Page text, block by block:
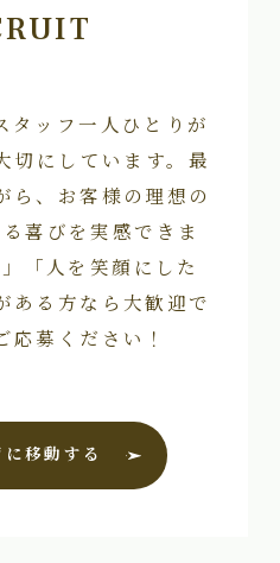
タッフ一人ひとりが
切にしています。最
ら、お客様の理想の
喜びを実感できま
「人を笑顔にした
ある方なら大歓迎で
応募ください！
移動する